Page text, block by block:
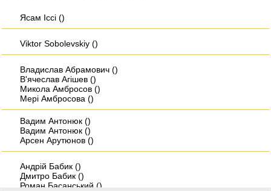
Ясам Iссi ()
Viktor Sobolevskiy ()
Владислав Абрамович ()
В'ячеслав Агішев ()
Микола Амбросов ()
Мері Амбросова ()
Вадим Антонюк ()
Вадим Антонюк ()
Арсен Арутюнов ()
Андрій Бабик ()
Дмитро Бабик ()
Роман Басанський ()